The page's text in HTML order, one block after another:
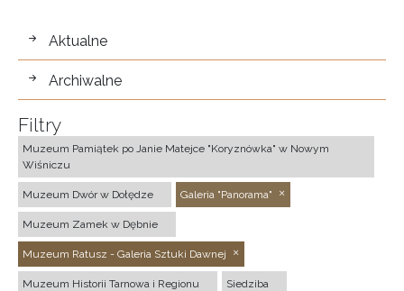
wystawy
Aktualne
Archiwalne
Filtry
Muzeum Pamiątek po Janie Matejce "Koryznówka" w Nowym
Wiśniczu
Muzeum Dwór w Dołędze Galeria "Panorama"
Muzeum Zamek w Dębnie
Muzeum Ratusz - Galeria Sztuki Dawnej
Muzeum Historii Tarnowa i Regionu Siedziba